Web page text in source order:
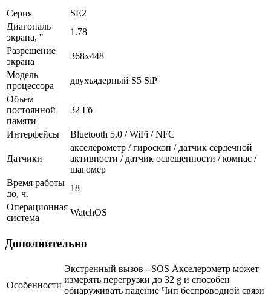
Серия
SE2
Диагональ
экрана, "
1.78
Разрешение
экрана
368x448
Модель
процессора
двухъядерный S5 SiP
Объем
постоянной
памяти
32 Гб
Интерфейсы Bluetooth 5.0 / WiFi / NFC
Датчики
акселерометр / гироскоп / датчик сердечной
активности / датчик освещенности / компас /
шагомер
Время работы
до, ч.
18
Операционная
система
WatchOS
Дополнительно
Особенности
Экстренный вызов - SOS Акселерометр может
измерять перегрузки до 32 g и способен
обнаруживать падение Чип беспроводной связи